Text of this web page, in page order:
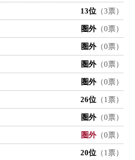
13位 （3票）
圏外（0票）
圏外（0票）
圏外（0票）
圏外（0票）
26位 （1票）
圏外（0票）
圏外（0票）
20位 （1票）